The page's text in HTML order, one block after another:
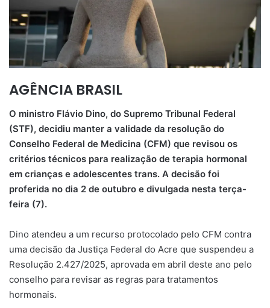
AGÊNCIA BRASIL
O ministro Flávio Dino, do Supremo Tribunal Federal
(STF), decidiu manter a validade da resolução do
Conselho Federal de Medicina (CFM) que revisou os
critérios técnicos para realização de terapia hormonal
em crianças e adolescentes trans. A decisão foi
proferida no dia 2 de outubro e divulgada nesta terça-
feira (7).
Dino atendeu a um recurso protocolado pelo CFM contra
uma decisão da Justiça Federal do Acre que suspendeu a
Resolução 2.427/2025, aprovada em abril deste ano pelo
conselho para revisar as regras para tratamentos
hormonais.